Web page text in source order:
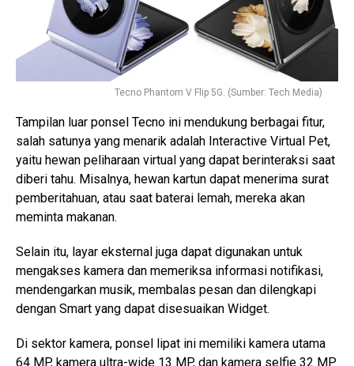
Tecno Phantom V Flip 5G. (Sumber: Tech Media)
Tampilan luar ponsel Tecno ini mendukung berbagai fitur,
salah satunya yang menarik adalah Interactive Virtual Pet,
yaitu hewan peliharaan virtual yang dapat berinteraksi saat
diberi tahu. Misalnya, hewan kartun dapat menerima surat
pemberitahuan, atau saat baterai lemah, mereka akan
meminta makanan.
Selain itu, layar eksternal juga dapat digunakan untuk
mengakses kamera dan memeriksa informasi notifikasi,
mendengarkan musik, membalas pesan dan dilengkapi
dengan Smart yang dapat disesuaikan Widget.
Di sektor kamera, ponsel lipat ini memiliki kamera utama
64 MP, kamera ultra-wide 13 MP, dan kamera selfie 32 MP